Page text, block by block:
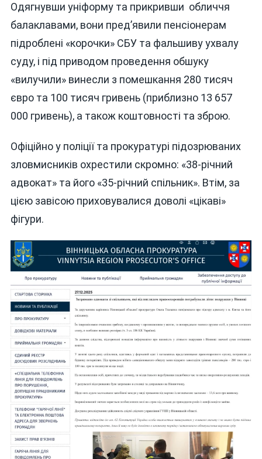
Одягнувши уніформу та прикривши обличчя
балаклавами, вони пред’явили пенсіонерам
підроблені «корочки» СБУ та фальшиву ухвалу
суду, і під приводом проведення обшуку
«вилучили» винесли з помешкання 280 тисяч
євро та 100 тисяч гривень (приблизно 13 657
000 гривень), а також коштовності та зброю.
Офіційно у поліції та прокуратурі підозрюваних
зловмисників охрестили скромно: «38-річний
адвокат» та його «35-річний спільник». Втім, за
цією завісою приховувалися доволі «цікаві»
фігури.